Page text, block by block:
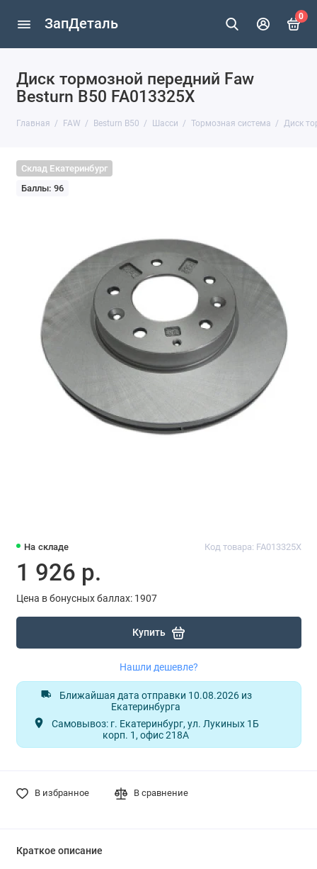
ЗапДеталь 0
Диск тормозной передний Faw
Besturn B50 FA013325X
Главная FAW Besturn B50 Шасси Тормозная система Диск
Склад Екатеринбург
Баллы: 96
На складе Код товара: FA013325X
1 926 р.
Цена в бонусных баллах: 1907
Купить
Нашли дешевле?
Ближайшая дата отправки 10.08.2026 из
Екатеринбурга
Самовывоз: г. Екатеринбург, ул. Лукиных 1Б
корп. 1, офис 218А
В избранное В сравнение
Краткое описание